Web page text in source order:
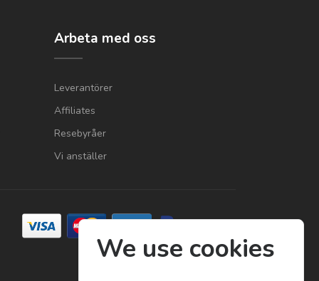
Arbeta med oss
Leverantörer
Affiliates
Resebyråer
Vi anställer
We use cookies